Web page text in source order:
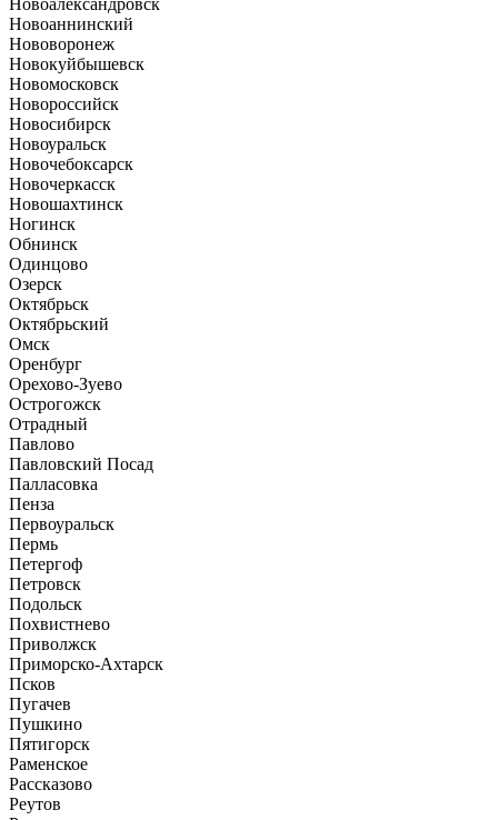
Новоалександровск
Новоаннинский
Нововоронеж
Новокуйбышевск
Новомосковск
Новороссийск
Новосибирск
Новоуральск
Новочебоксарск
Новочеркасск
Новошахтинск
Ногинск
Обнинск
Одинцово
Озерск
Октябрьск
Октябрьский
Омск
Оренбург
Орехово-Зуево
Острогожск
Отрадный
Павлово
Павловский Посад
Палласовка
Пенза
Первоуральск
Пермь
Петергоф
Петровск
Подольск
Похвистнево
Приволжск
Приморско-Ахтарск
Псков
Пугачев
Пушкино
Пятигорск
Раменское
Рассказово
Реутов